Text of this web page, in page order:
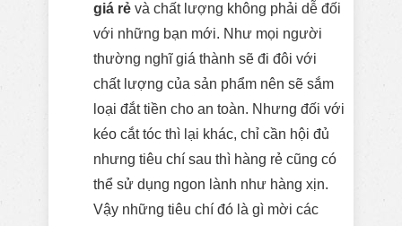
giá rẻ và chất lượng không phải dễ đối
với những bạn mới. Như mọi người
thường nghĩ giá thành sẽ đi đôi với
chất lượng của sản phẩm nên sẽ sắm
loại đắt tiền cho an toàn. Nhưng đối với
kéo cắt tóc thì lại khác, chỉ cần hội đủ
nhưng tiêu chí sau thì hàng rẻ cũng có
thể sử dụng ngon lành như hàng xịn.
Vậy những tiêu chí đó là gì mời các